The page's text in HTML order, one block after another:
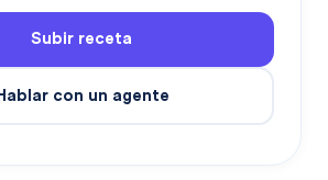
Subir receta
con un agente